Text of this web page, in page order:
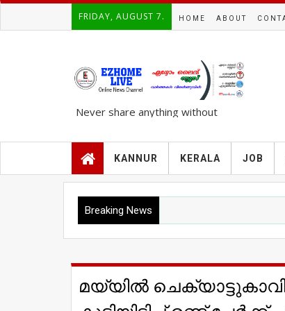
FRIDAY, AUGUST 7. HOME ABOUT
Never share anything without
KANNUR KERALA JOB
Breaking News
മയ്യില്‍